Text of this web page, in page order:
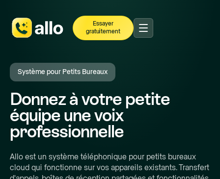
Essayer
gratuitement
Système pour Petits Bureaux
Donnez à votre petite
équipe une voix
professionnelle
Allo est un système téléphonique pour petits bureaux
cloud qui fonctionne sur vos appareils existants. Transfert